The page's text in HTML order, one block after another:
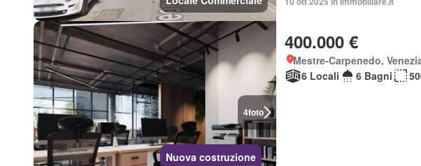
4foto
Nuova costruzione
400.000 €
Mestre-Carpenedo,
6 Locali
6 Bagni